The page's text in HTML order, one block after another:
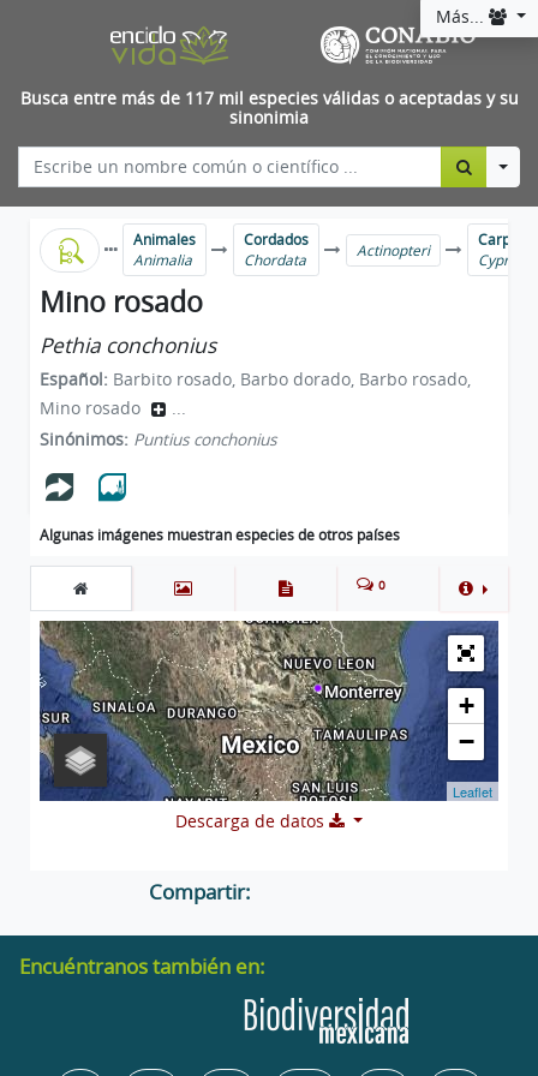
Más...
Busca entre más de 117 mil especies válidas o aceptadas y su
sinonimia
Animales
Animalia
Cordados
Chordata
Actinopteri
Carpas
Mino rosado
Pethia conchonius
Español: Barbito rosado, Barbo dorado, Barbo rosado,
Mino rosado
...
Sinónimos: Puntius conchonius
Algunas imágenes muestran especies de otros países
0
+
−
Leaflet
Descarga de datos
Compartir:
Encuéntranos también en: